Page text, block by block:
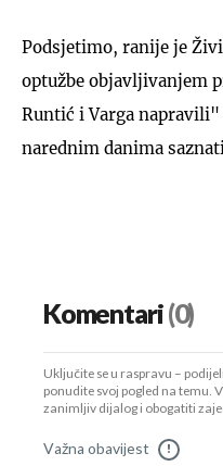
Podsjetimo, ranije je
optužbe objavljivanjem
Runtić i Varga
narednim danima
Komentari(0)
Uključite se u raspravu –
ponudite svoj pogled na temu.
zanimljiv dijalog i obogatiti
Važna obavijest !